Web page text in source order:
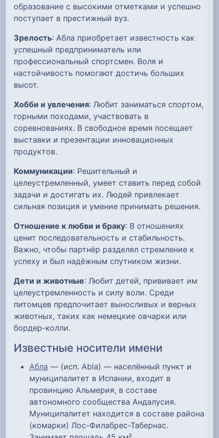
образование с высокими отметками и успешно
поступает в престижный вуз.
Зрелость: Абла приобретает известность как
успешный предприниматель или
профессиональный спортсмен. Воля и
настойчивость помогают достичь больших
высот.
Хобби и увлечения: Любит заниматься спортом,
горными походами, участвовать в
соревнованиях. В свободное время посещает
выставки и презентации инновационных
продуктов.
Коммуникации: Решительный и
целеустремленный, умеет ставить перед собой
задачи и достигать их. Людей привлекает
сильная позиция и умение принимать решения.
Отношение к любви и браку: В отношениях
ценит последовательность и стабильность.
Важно, чтобы партнёр разделял стремление к
успеху и был надёжным спутником жизни.
Дети и животные: Любит детей, прививает им
целеустремленность и силу воли. Среди
питомцев предпочитает выносливых и верных
животных, таких как немецкие овчарки или
бордер-колли.
Известные носители имени
Абла — (исп. Abla) — населённый пункт и
муниципалитет в Испании, входит в
провинцию Альмерия, в составе
автономного сообщества Андалусия.
Муниципалитет находится в составе района
(комарки) Лос-Филабрес-Табернас.